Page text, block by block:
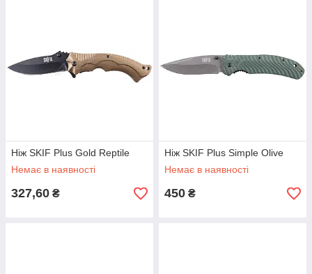
Ніж SKIF Plus Gold Reptile
Немає в наявності
327,60 ₴
Ніж SKIF Plus Simple Olive
Немає в наявності
450 ₴